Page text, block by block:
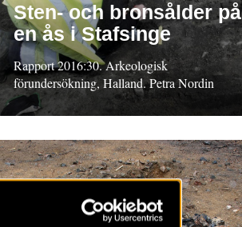
Sten- och bronsålder på
en ås i Stafsinge
Rapport 2016:30. Arkeologisk
förundersökning, Halland. Petra Nordin
RAPPORT 2016:3